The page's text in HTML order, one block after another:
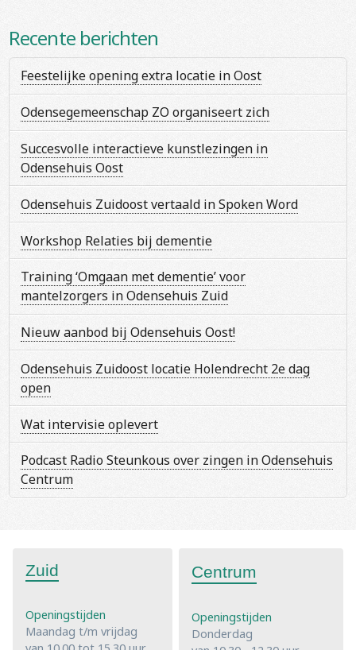
Recente berichten
Feestelijke opening extra locatie in Oost
Odensegemeenschap ZO organiseert zich
Succesvolle interactieve kunstlezingen in
Odensehuis Oost
Odensehuis Zuidoost vertaald in Spoken Word
Workshop Relaties bij dementie
Training ‘Omgaan met dementie’ voor
mantelzorgers in Odensehuis Zuid
Nieuw aanbod bij Odensehuis Oost!
Odensehuis Zuidoost locatie Holendrecht 2e dag
open
Wat intervisie oplevert
Podcast Radio Steunkous over zingen in Odensehuis
Centrum
Zuid
Openingstijden
Maandag t/m vrijdag
Centrum
Openingstijden
Donderdag